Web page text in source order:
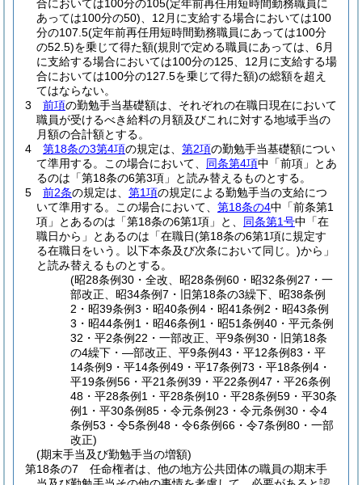
合においては100分の105(定年前再任用短時間勤務職員に
あっては100分の50) 、12月に支給する場合においては100
分の107.5(定年前再任用短時間勤務職員にあっては100分
の52.5)を乗じて得た額(規則で定める職員にあっては、6月
に支給する場合においては100分の125、12月に支給する場
合においては100分の127.5を乗じて得た額)の総額を超え
てはならない。
3
前項の勤勉手当基礎額は、それぞれの在職日現在において
職員が受けるべき給料の月額及びこれに対する地域手当の
月額の合計額とする。
4
第18条の3第4項の規定は、 第2項の勤勉手当基礎額につい
て準用する。
この場合において、 同条第4項中「前項」とあ
るのは「第18条の6第3項」と読み替えるものとする。
5
前2条の規定は、 第1項の規定による勤勉手当の支給につ
いて準用する。
この場合において、 第18条の4中「前条第1
項」とあるのは「第18条の6第1項」と、 同条第1号中「在
職日から」とあるのは「在職日(第18条の6第1項に規定す
る在職日をいう。以下本条及び次条において同じ。)から」
と読み替えるものとする。
(昭28条例30・全改、昭28条例60・昭32条例27・一
部改正、昭34条例7・旧第18条の3繰下、昭38条例
2・昭39条例3・昭40条例4・昭41条例2・昭43条例
3・昭44条例1・昭46条例1・昭51条例40・平元条例
32・平2条例22・一部改正、平9条例30・旧第18条
の4繰下・―部改正、平9条例43・平12条例83・平
14条例9・平14条例49・平17条例73・平18条例4・
平19条例56・平21条例39・平22条例47・平26条例
48・平28条例1・平28条例10・平28条例59・平30条
例1・平30条例85・令元条例23・令元条例30・令4
条例53・令5条例48・令6条例66・令7条例80・一部
改正)
(期末手当及び勤勉手当の増額)
第18条の7
任命権者は、他の地方公共団体の職員の期末手